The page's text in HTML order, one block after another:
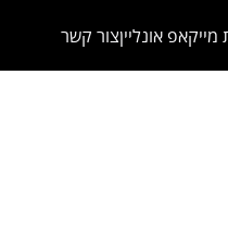
אונלייןצור קשר